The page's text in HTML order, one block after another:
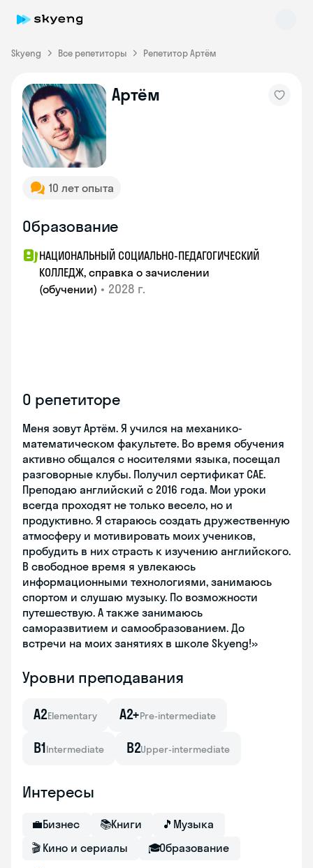
Skyeng Все репетиторы Репетитор Артём
Артём
10 лет опыта
Образование
НАЦИОНАЛЬНЫЙ СОЦИАЛЬНО-ПЕДАГОГИЧЕСКИЙ
КОЛЛЕДЖ, справка о зачислении
(обучении) • 2028 г.
О репетиторе
Меня зовут Артём. Я учился на механико-
математическом факультете. Во время обучения
активно общался с носителями языка, посещал
разговорные клубы. Получил сертификат САЕ.
Преподаю английский с 2016 года. Мои уроки
всегда проходят не только весело, но и
продуктивно. Я стараюсь создать дружественную
атмосферу и мотивировать моих учеников,
пробудить в них страсть к изучению английского.
В свободное время я увлекаюсь
информационными технологиями, занимаюсь
спортом и слушаю музыку. По возможности
путешествую. А также занимаюсь
саморазвитием и самообразованием. До
встречи на моих занятиях в школе Skyеng!»
Уровни преподавания
A2Elementary A2+Pre-intermediate
B1Intermediate B2Upper-intermediate
Интересы
💼Бизнес 📚Книги 🎵 Музыка
🎬 Кино и сериалы 🎓Образование
Skyeng Chat
online